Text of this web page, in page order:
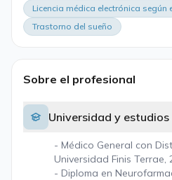
Licencia médica electrónica según
Trastorno del sueño
Sobre el profesional
Universidad y estudios
- Médico General con
Universidad Finis Terrae,
- Diploma en